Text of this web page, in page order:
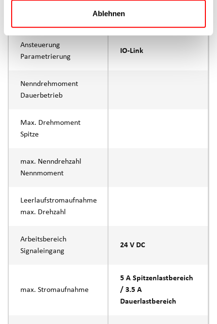
Ablehnen800N
Ansteuerung
Parametrierung
IO-Link
Nenndrehmoment
Dauerbetrieb
Max. Drehmoment
Spitze
max. Nenndrehzahl
Nennmoment
Leerlaufstromaufnahme
max. Drehzahl
Arbeitsbereich
Signaleingang
24 V DC
max. Stromaufnahme
5 A Spitzenlastbereich
/ 3.5 A
Dauerlastbereich